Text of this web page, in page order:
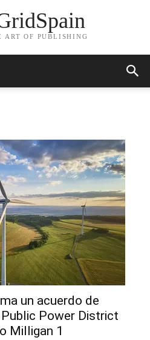
ART OF PUBLISHING
un acuerdo de
Power District
Milligan 1